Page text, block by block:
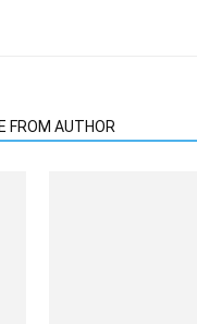
FROM AUTHOR